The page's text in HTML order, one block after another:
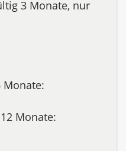
3 Monate, nur
Monate:
Monate: